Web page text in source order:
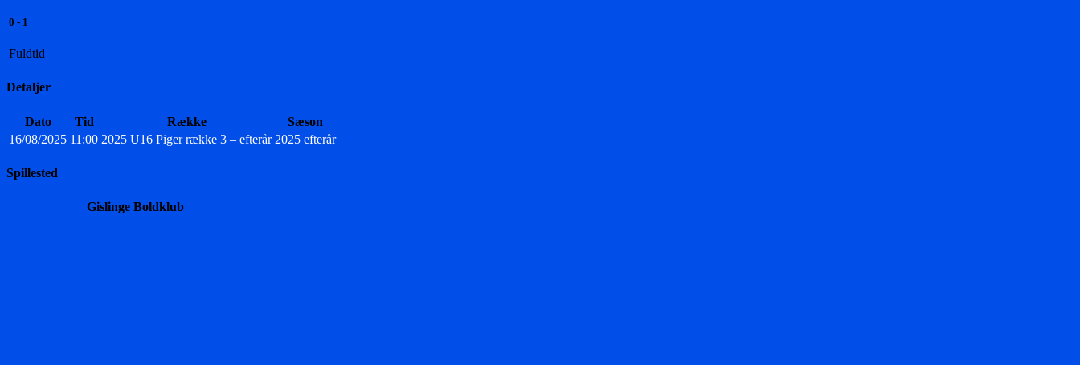
0 - 1
Fuldtid
Detaljer
Dato Tid Række
Sæson
16/08/2025 11:00 2025 U16 Piger række 3 – efterår 2025 efterår
Spillested
Gislinge Boldklub